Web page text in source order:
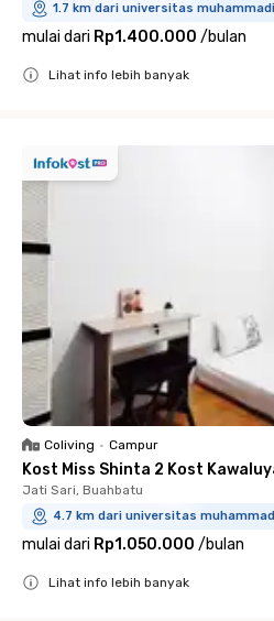
1.7 km dari universitas
mulai dari Rp1.400.000 /bulan
Lihat info lebih banyak
Coliving • Campur
Kost Miss Shinta 2 Kost
Jati Sari, Buahbatu
4.7 km dari universitas
mulai dari Rp1.050.000 /bulan
Lihat info lebih banyak